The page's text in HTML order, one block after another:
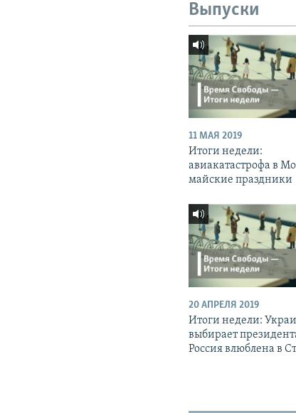
Выпуски
11 МАЯ 2019
Итоги недели:
авиакатастрофа в
майские праздники
20 АПРЕЛЯ 2019
Итоги недели:
выбирает
Россия влюблена в